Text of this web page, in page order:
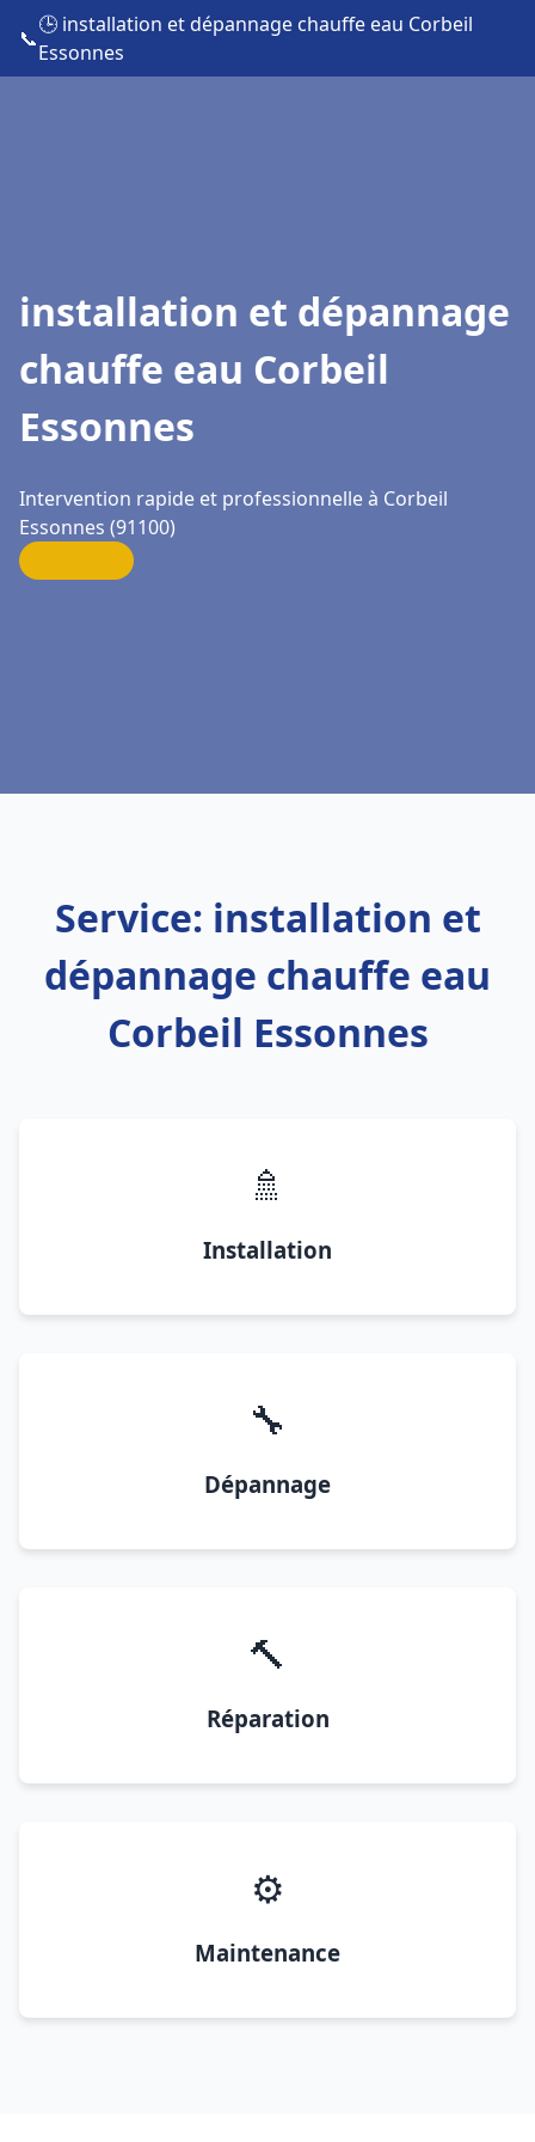
📞
🕒 installation et dépannage chauffe eau Corbeil
Essonnes
installation et dépannage
chauffe eau Corbeil
Essonnes
Intervention rapide et professionnelle à Corbeil
Essonnes (91100)
Service: installation et
dépannage chauffe eau
Corbeil Essonnes
🚿
Installation
🔧
Dépannage
🔨
Réparation
⚙️
Maintenance